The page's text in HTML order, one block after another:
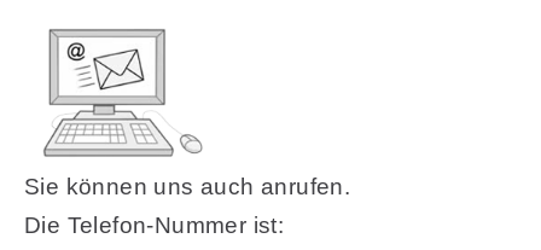
Sie können uns auch anrufen.
Die Telefon-Nummer ist: